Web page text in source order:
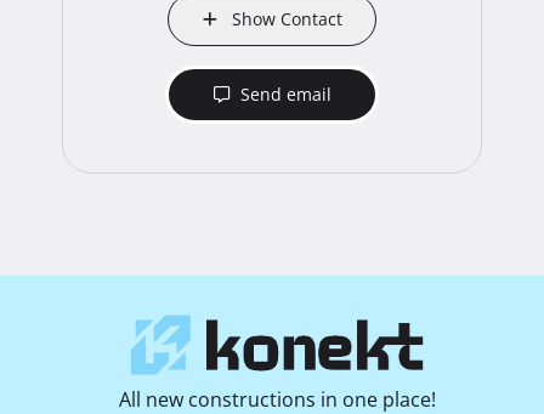
Show Contact
Send email
All new constructions in one place!